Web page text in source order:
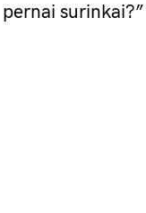
pernai surinkai?”